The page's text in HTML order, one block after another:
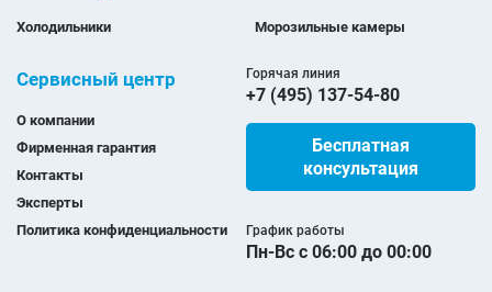
Холодильники Морозильные камеры
Сервисный центр
О компании
Фирменная гарантия
Контакты
Эксперты
Политика конфиденциальности
Горячая линия
+7 (495) 137-54-80
Бесплатная
консультация
График работы
Пн-Вс с 06:00 до 00:00